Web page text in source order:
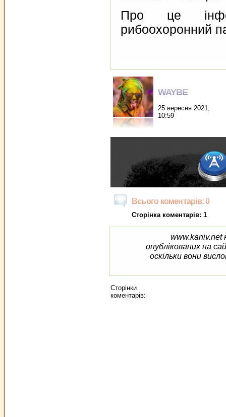
Про це
рибоохоронний
WAYBE
25 вересня 2021,
10:59
Всього коментарів: 0
Сторінка коментарів: 1
www.kaniv.net
опублікованих на
оскільки вони
Сторінки
коментарів: